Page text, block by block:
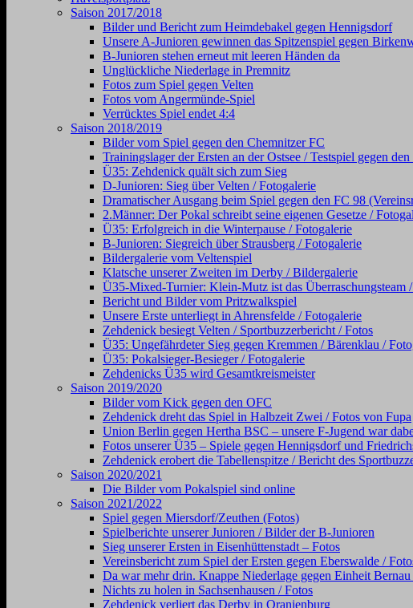
Saison 2017/2018
Bilder und Bericht zum Heimdebakel gegen Hennigsdorf
Unsere A-Junioren gewinnen das Spitzenspiel gegen
B-Junioren stehen erneut mit leeren Händen da
Unglückliche Niederlage in Premnitz
Fotos zum Spiel gegen Velten
Fotos vom Angermünde-Spiel
Verrücktes Spiel endet 4:4
Saison 2018/2019
Bilder vom Spiel gegen den Chemnitzer FC
Trainingslager der Ersten an der Ostsee / Testspiel gegen
Ü35: Zehdenick quält sich zum Sieg
D-Junioren: Sieg über Velten / Fotogalerie
Dramatischer Ausgang beim Spiel gegen den FC 98
2.Männer: Der Pokal schreibt seine eigenen Gesetze /
Ü35: Erfolgreich in die Winterpause / Fotogalerie
B-Junioren: Siegreich über Strausberg / Fotogalerie
Bildergalerie vom Veltenspiel
Klatsche unserer Zweiten im Derby / Bildergalerie
Ü35-Mixed-Turnier: Klein-Mutz ist das Überraschungsteam
Bericht und Bilder vom Pritzwalkspiel
Unsere Erste unterliegt in Ahrensfelde / Fotogalerie
Zehdenick besiegt Velten / Sportbuzzerbericht / Fotos
Ü35: Ungefährdeter Sieg gegen Kremmen / Bärenklau /
Ü35: Pokalsieger-Besieger / Fotogalerie
Zehdenicks Ü35 wird Gesamtkreismeister
Saison 2019/2020
Bilder vom Kick gegen den OFC
Zehdenick dreht das Spiel in Halbzeit Zwei / Fotos von Fupa
Union Berlin gegen Hertha BSC – unsere F-Jugend war
Fotos unserer Ü35 – Spiele gegen Hennigsdorf und
Zehdenick erobert die Tabellenspitze / Bericht des
Saison 2020/2021
Die Bilder vom Pokalspiel sind online
Saison 2021/2022
Spiel gegen Miersdorf/Zeuthen (Fotos)
Spielberichte unserer Junioren / Bilder der B-Junioren
Sieg unserer Ersten in Eisenhüttenstadt – Fotos
Vereinsbericht zum Spiel der Ersten gegen Eberswalde /
Da war mehr drin. Knappe Niederlage gegen Einheit Bernau
Nichts zu holen in Sachsenhausen / Fotos
Zehdenick verliert das Derby in Oranienburg